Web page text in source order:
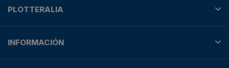
PLOTTERALIA
INFORMACIÓN